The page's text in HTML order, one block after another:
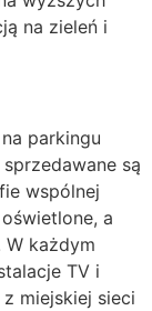
na zieleń i
parkingu
są
wspólnej
a
każdym
TV i
miejskiej sieci